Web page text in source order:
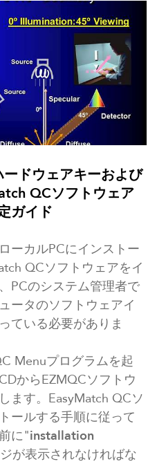
ドウェアキーおよび
QCソフトウェア
ガイド
ーカルPCにインストー
QCソフトウェアをイ
PCのシステム管理者で
ータのソフトウェアイ
ている必要がありま
Menuプログラムを起
からEZMQCソフトウ
ます。EasyMatch QCソ
ールする手順に従って
に"installation
が表示されなければな